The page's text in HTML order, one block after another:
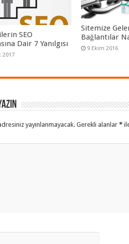
SEO
Dair 7 Yanılgısı
2017
Sitemize
Bağlantılar
9 Ekim 2016
yayınlanmayacak. Gerekli alanlar *